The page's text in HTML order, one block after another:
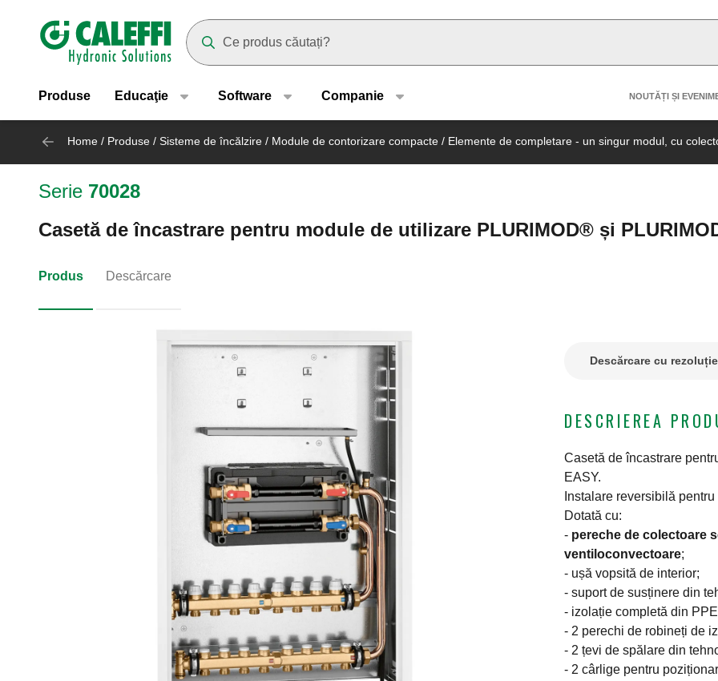
Header main navigation
Produse Educaţie Software Companie Header
NOUTĂȚI ȘI
Home / Produse / Sisteme de încălzire / Module de contorizare compacte / Elemente de completare - un singur modul, cu
Serie 70028
Casetă de încastrare pentru module de utilizare PLURIMOD® și
Produs Descărcare
Descărcare cu
DESCRIEREA
Casetă de încastrare
EASY.
Instalare reversibilă
Dotată cu:
- pereche de colectoare
ventiloconvectoare;
- ușă vopsită de interior;
- suport de susținere din
- izolație completă din
- 2 perechi de robineți de
- 2 țevi de spălare din
- 2 cârlige pentru